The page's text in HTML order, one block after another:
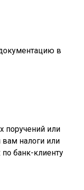
в
поручений или
налоги или
банк-клиенту